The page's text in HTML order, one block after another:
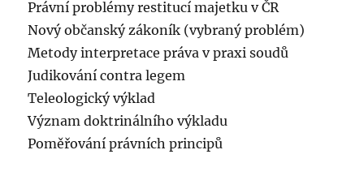
Právní problémy restitucí majetku v ČR
Nový občanský zákoník (vybraný problém)
Metody interpretace práva v praxi soudů
Judikování contra legem
Teleologický výklad
Význam doktrinálního výkladu
Poměřování právních principů